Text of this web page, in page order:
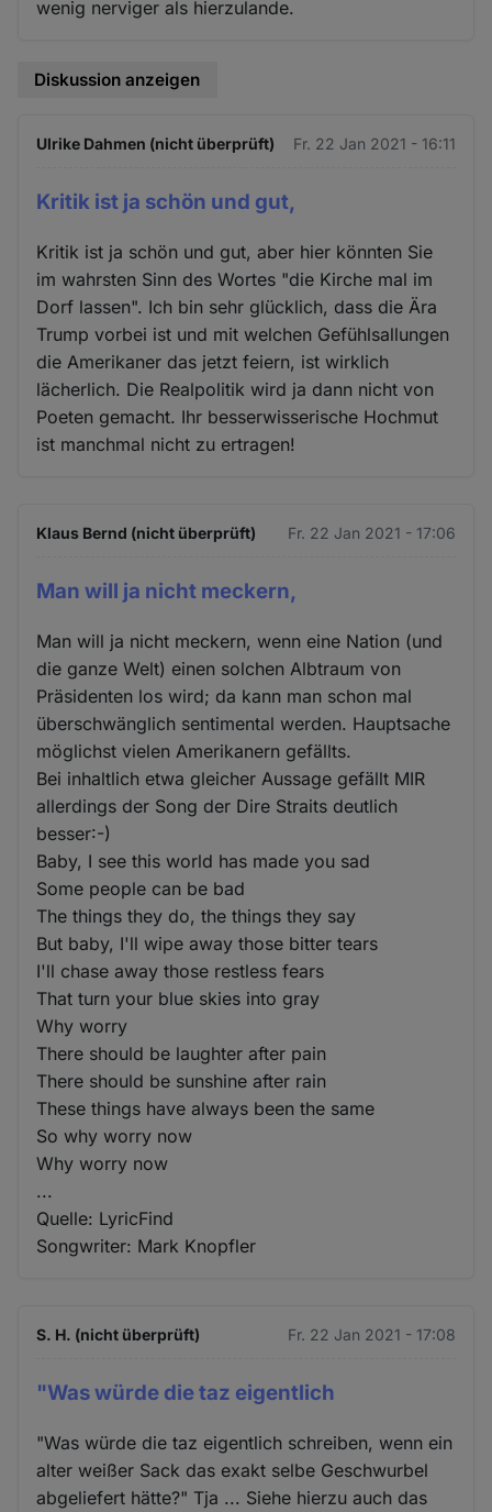
wenig nerviger als hierzulande.
Diskussion anzeigen
Ulrike Dahmen (nicht überprüft) Fr. 22 Jan 2021 - 16:11
Kritik ist ja schön und gut,
Kritik ist ja schön und gut, aber hier könnten Sie
im wahrsten Sinn des Wortes "die Kirche mal im
Dorf lassen". Ich bin sehr glücklich, dass die Ära
Trump vorbei ist und mit welchen Gefühlsallungen
die Amerikaner das jetzt feiern, ist wirklich
lächerlich. Die Realpolitik wird ja dann nicht von
Poeten gemacht. Ihr besserwisserische Hochmut
ist manchmal nicht zu ertragen!
Klaus Bernd (nicht überprüft) Fr. 22 Jan 2021 - 17:06
Man will ja nicht meckern,
Man will ja nicht meckern, wenn eine Nation (und
die ganze Welt) einen solchen Albtraum von
Präsidenten los wird; da kann man schon mal
überschwänglich sentimental werden. Hauptsache
möglichst vielen Amerikanern gefällts.
Bei inhaltlich etwa gleicher Aussage gefällt MIR
allerdings der Song der Dire Straits deutlich
besser:-)
Baby, I see this world has made you sad
Some people can be bad
The things they do, the things they say
But baby, I'll wipe away those bitter tears
I'll chase away those restless fears
That turn your blue skies into gray
Why worry
There should be laughter after pain
There should be sunshine after rain
These things have always been the same
So why worry now
Why worry now
...
Quelle: LyricFind
Songwriter: Mark Knopfler
S. H. (nicht überprüft) Fr. 22 Jan 2021 - 17:08
"Was würde die taz eigentlich
"Was würde die taz eigentlich schreiben, wenn ein
alter weißer Sack das exakt selbe Geschwurbel
abgeliefert hätte?" Tja ... Siehe hierzu auch das